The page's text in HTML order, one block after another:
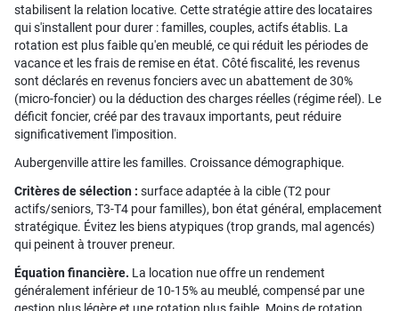
stabilisent la relation locative. Cette stratégie attire des locataires
qui s'installent pour durer : familles, couples, actifs établis. La
rotation est plus faible qu'en meublé, ce qui réduit les périodes de
vacance et les frais de remise en état. Côté fiscalité, les revenus
sont déclarés en revenus fonciers avec un abattement de 30%
(micro-foncier) ou la déduction des charges réelles (régime réel). Le
déficit foncier, créé par des travaux importants, peut réduire
significativement l'imposition.
Aubergenville attire les familles. Croissance démographique.
Critères de sélection : surface adaptée à la cible (T2 pour
actifs/seniors, T3-T4 pour familles), bon état général, emplacement
stratégique. Évitez les biens atypiques (trop grands, mal agencés)
qui peinent à trouver preneur.
Équation financière. La location nue offre un rendement
généralement inférieur de 10-15% au meublé, compensé par une